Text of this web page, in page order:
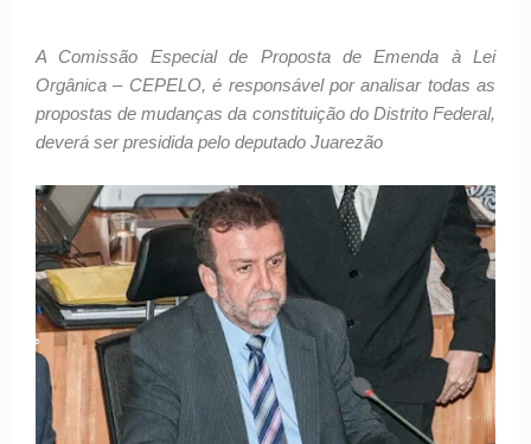
A Comissão Especial de Proposta de Emenda à Lei
Orgânica – CEPELO, é responsável por analisar todas as
propostas de mudanças da constituição do Distrito Federal,
deverá ser presidida pelo deputado Juarezão